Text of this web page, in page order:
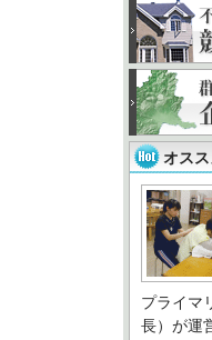
オス
プライマ
長）が運